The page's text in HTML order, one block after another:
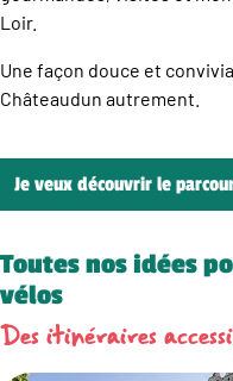
Loir.
Une façon douce et
Châteaudun autrement.
Je veux découvrir le
Toutes nos idées
vélos
Des itinéraires